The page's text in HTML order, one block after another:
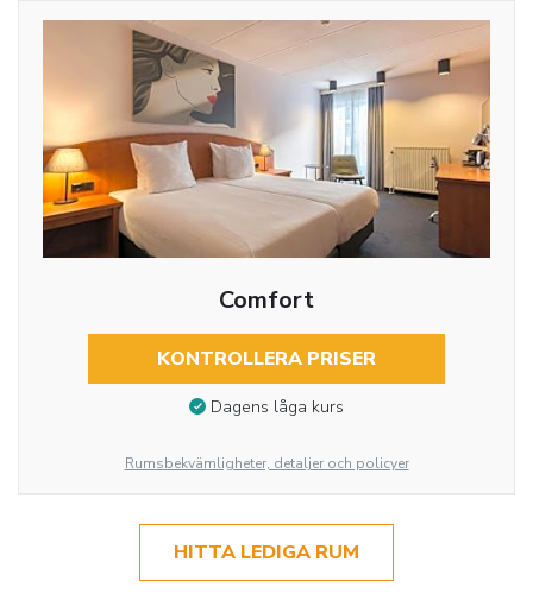
Comfort
KONTROLLERA PRISER
Dagens låga kurs
Rumsbekvämligheter, detaljer och policyer
HITTA LEDIGA RUM